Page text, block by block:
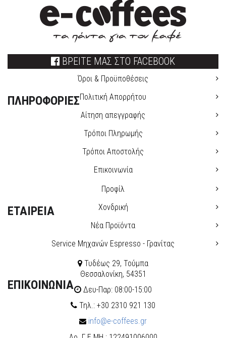
ΒΡΕΙΤΕ ΜΑΣ ΣΤΟ FACEBOOK
ΠΛΗΡΟΦΟΡΙΕΣ
Όροι & Προϋποθέσεις
Πολιτική Απορρήτου
Αίτηση απεγγραφής
Τρόποι Πληρωμής
Τρόποι Αποστολής
Επικοινωνία
ΕΤΑΙΡΕΙΑ
Προφίλ
Χονδρική
Νέα Προϊόντα
Service Μηχανών Espresso - Γρανίτας
ΕΠΙΚΟΙΝΩΝΙΑ
Τυδέως 29, Τούμπα
Θεσσαλονίκη, 54351
Δευ-Παρ: 08:00-15:00
Τηλ.: +30 2310 921 130
info@e-coffees.gr